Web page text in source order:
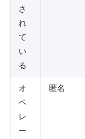
さ
れ
て
い
る
オ
ペ
レ
ー
匿名